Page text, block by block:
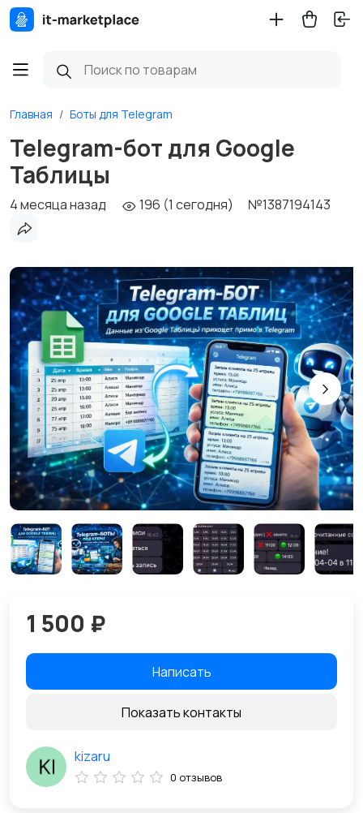
Главная Боты для Telegram
Telegram-бот для Google
Таблицы
4 месяца назад 196 (1 сегодня) №1387194143
1 500 ₽
Написать
Показать контакты
kizaru
0 отзывов